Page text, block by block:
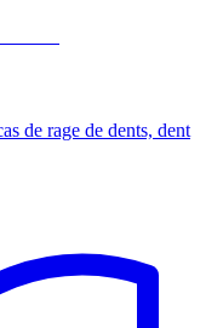
de rage de dents, dent